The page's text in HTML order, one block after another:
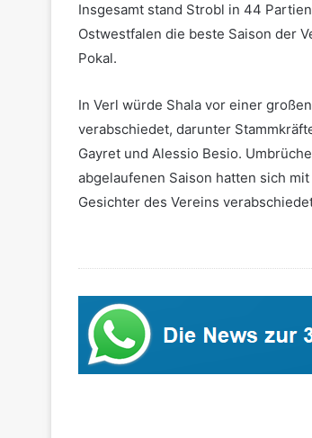
Insgesamt stand Strobl in 44
Ostwestfalen die beste Saison der
Pokal.
In Verl würde Shala vor einer
verabschiedet, darunter
Gayret und Alessio Besio.
abgelaufenen Saison hatten sich
Gesichter des Vereins